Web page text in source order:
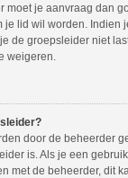
moet je aanvraag dan
je lid wil worden. Indien
de groepsleider niet
weigeren.
door de beheerder
is. Als je een
met de beheerder, dit